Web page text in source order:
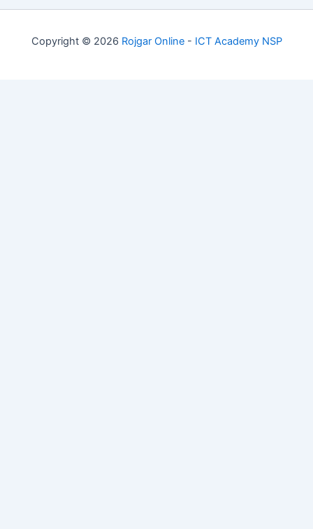
Copyright © 2026 Rojgar Online- ICT Academy NSP